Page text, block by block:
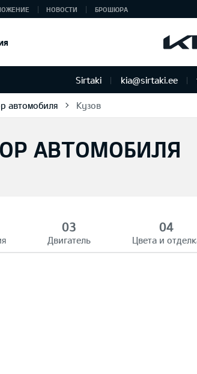
НОВОСТИ БРОШЮРА
Sirtaki kia@sirtaki.ee
автомобиля Кузов
АВТОМОБИЛЯ
Двигатель Цвета и